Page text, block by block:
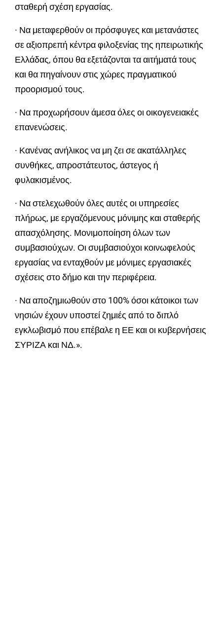
σταθερή σχέση εργασίας.
· Να μεταφερθούν οι πρόσφυγες και μετανάστες
σε αξιοπρεπή κέντρα φιλοξενίας της ηπειρωτικής
Ελλάδας, όπου θα εξετάζονται τα αιτήματά τους
και θα πηγαίνουν στις χώρες πραγματικού
προορισμού τους.
· Να προχωρήσουν άμεσα όλες οι οικογενειακές
επανενώσεις.
· Κανένας ανήλικος να μη ζει σε ακατάλληλες
συνθήκες, απροστάτευτος, άστεγος ή
φυλακισμένος.
· Να στελεχωθούν όλες αυτές οι υπηρεσίες
πλήρως, με εργαζόμενους μόνιμης και σταθερής
απασχόλησης. Μονιμοποίηση όλων των
συμβασιούχων. Οι συμβασιούχοι κοινωφελούς
εργασίας να ενταχθούν με μόνιμες εργασιακές
σχέσεις στο δήμο και την περιφέρεια.
· Να αποζημιωθούν στο 100% όσοι κάτοικοι των
νησιών έχουν υποστεί ζημιές από το διπλό
εγκλωβισμό που επέβαλε η ΕΕ και οι κυβερνήσεις
ΣΥΡΙΖΑ και ΝΔ.».